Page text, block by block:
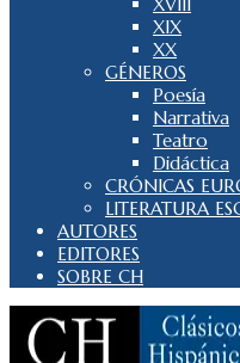
XIX
XX
GÉNEROS
Poesía
Narrativa
Teatro
Didáctica
CRÓNICAS
LITERATURA
AUTORES
EDITORES
SOBRE CH